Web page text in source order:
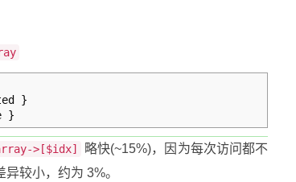
}
}
>[$idx]
略快(~15%)，因为每次访问都不
较小，约为 3%。